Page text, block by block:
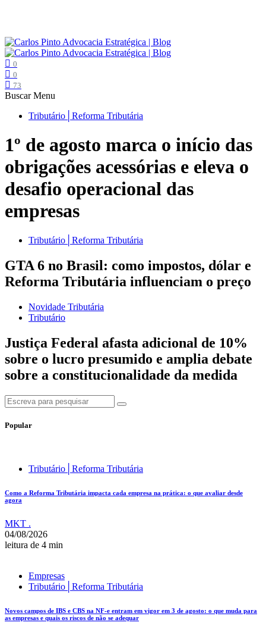
0
0
73
Buscar Menu
Tributário│Reforma Tributária
1º de agosto marca o início das
obrigações acessórias e eleva o
desafio operacional das
empresas
Tributário│Reforma Tributária
GTA 6 no Brasil: como impostos, dólar e
Reforma Tributária influenciam o preço
Novidade Tributária
Tributário
Justiça Federal afasta adicional de 10%
sobre o lucro presumido e amplia debate
sobre a constitucionalidade da medida
Popular
Tributário│Reforma Tributária
Como a Reforma Tributária impacta cada empresa na prática: o que avaliar desde
agora
MKT .
04/08/2026
leitura de 4 min
Empresas
Tributário│Reforma Tributária
Novos campos de IBS e CBS na NF-e entram em vigor em 3 de agosto: o que muda para
as empresas e quais os riscos de não se adequar